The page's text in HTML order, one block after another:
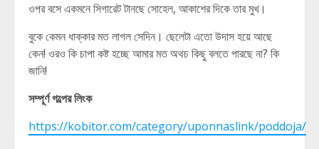
ওপর বসে একমনে সিগারেট টানছে সোহেল, আকাশের দিকে তার মুখ।
বুকে কেমন ধাক্কার মত লাগল সেদিন। ছেলেটা এতো উদাস হয়ে আছে
কেন! ওরও কি চাপা কষ্ট হচ্ছে আমার মত অথচ কিছু বলতে পারছে না? কি
জানি!
সম্পূর্ণ গল্পের লিংক
https://kobitor.com/category/uponnaslink/poddoja/